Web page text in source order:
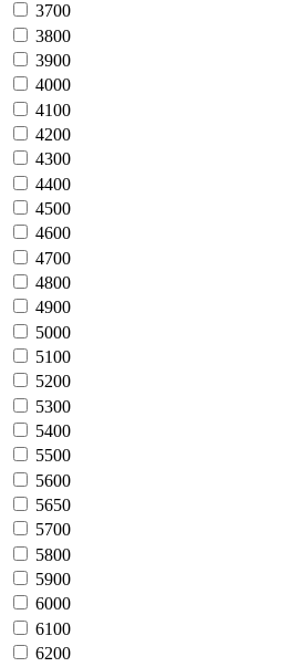
3700
3800
3900
4000
4100
4200
4300
4400
4500
4600
4700
4800
4900
5000
5100
5200
5300
5400
5500
5600
5650
5700
5800
5900
6000
6100
6200